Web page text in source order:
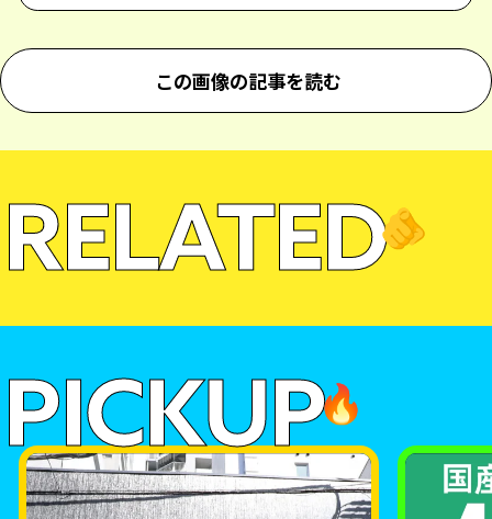
この画像の記事を読む
RELATED🫵
PICKUP🔥